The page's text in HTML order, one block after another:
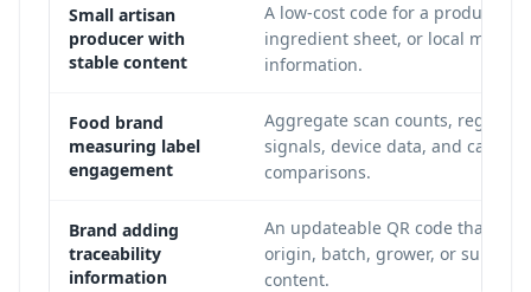
Small artisan
producer with
stable content
A low-cost code for a product
ingredient sheet, or local market
information.
Food brand
measuring label
engagement
Aggregate scan counts, regional
signals, device data, and
comparisons.
Brand adding
traceability
information
An updateable QR code that
origin, batch, grower, or supply
content.